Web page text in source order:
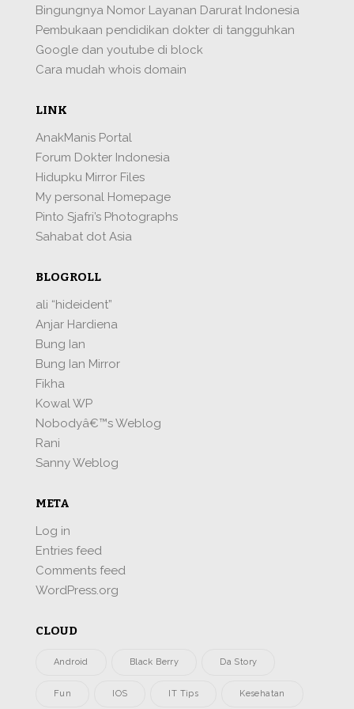
Bingungnya Nomor Layanan Darurat Indonesia
Pembukaan pendidikan dokter di tangguhkan
Google dan youtube di block
Cara mudah whois domain
LINK
AnakManis Portal
Forum Dokter Indonesia
Hidupku Mirror Files
My personal Homepage
Pinto Sjafri’s Photographs
Sahabat dot Asia
BLOGROLL
ali “hideident”
Anjar Hardiena
Bung Ian
Bung Ian Mirror
Fikha
Kowal WP
Nobodyâ€™s Weblog
Rani
Sanny Weblog
META
Log in
Entries feed
Comments feed
WordPress.org
CLOUD
Android Black Berry Da Story
Fun IOS IT Tips Kesehatan